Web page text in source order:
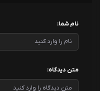
نام شما:
متن دیدگاه: